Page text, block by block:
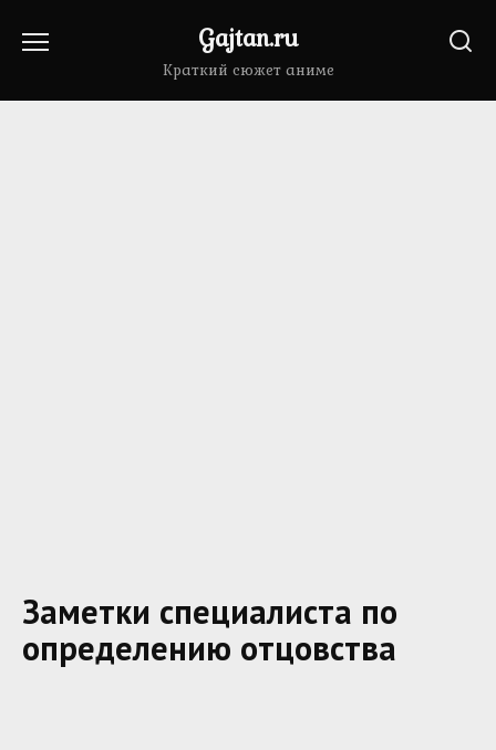
Gajtan.ru
Краткий сюжет аниме
Заметки специалиста по
определению отцовства